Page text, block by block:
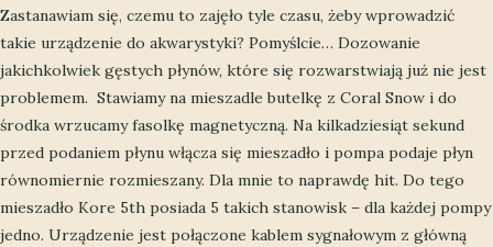
Zastanawiam się, czemu to zajęło tyle czasu, żeby wprowadzić
takie urządzenie do akwarystyki? Pomyślcie… Dozowanie
jakichkolwiek gęstych płynów, które się rozwarstwiają już nie jest
problemem. Stawiamy na mieszadle butelkę z Coral Snow i do
środka wrzucamy fasolkę magnetyczną. Na kilkadziesiąt sekund
przed podaniem płynu włącza się mieszadło i pompa podaje płyn
równomiernie rozmieszany. Dla mnie to naprawdę hit. Do tego
mieszadło Kore 5th posiada 5 takich stanowisk – dla każdej pompy
jedno. Urządzenie jest połączone kablem sygnałowym z główną